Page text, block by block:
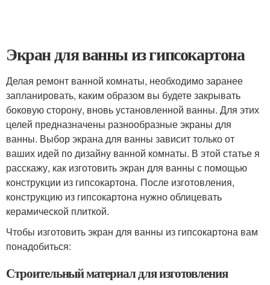
Экран для ванны из гипсокартона
Делая ремонт ванной комнаты, необходимо заранее
запланировать, каким образом вы будете закрывать
боковую сторону, вновь установленной ванны. Для этих
целей предназначены разнообразные экраны для
ванны. Выбор экрана для ванны зависит только от
ваших идей по дизайну ванной комнаты. В этой статье я
расскажу, как изготовить экран для ванны с помощью
конструкции из гипсокартона. После изготовления,
конструкцию из гипсокартона нужно облицевать
керамической плиткой.
Чтобы изготовить экран для ванны из гипсокартона вам
понадобиться:
Строительный материал для изготовления